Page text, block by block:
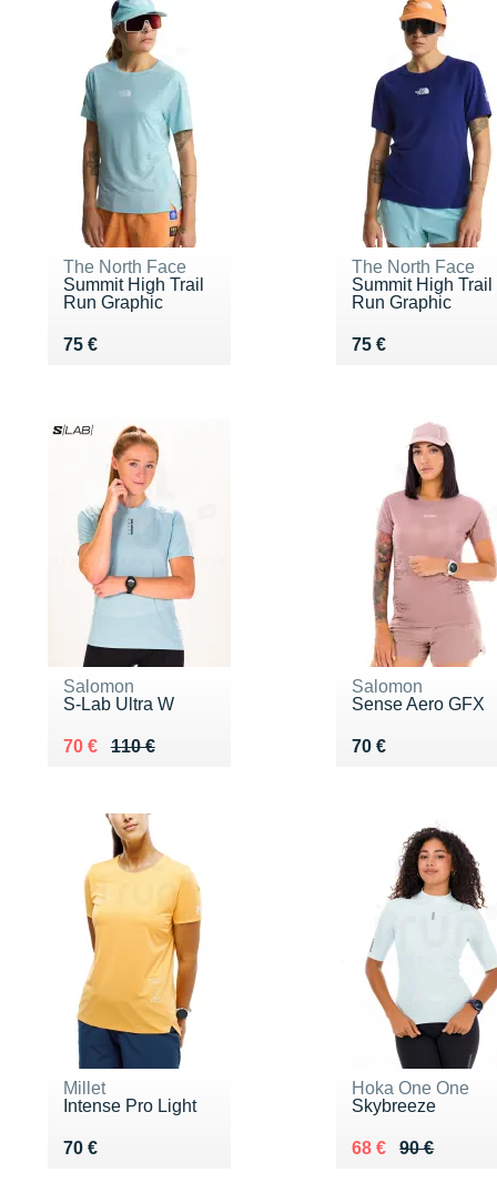
The North Face
Summit High Trail
Run Graphic
75 €
Vendu 75 €
The North Face
Summit High Trail
Run Graphic
75 €
Vendu 75 €
Salomon
S-Lab Ultra W
110 €
Au lieu de 110 €
70 €
Vendu 70 €
Salomon
Sense Aero GFX
70 €
Vendu 70 €
Millet
Intense Pro Light
70 €
Vendu 70 €
Hoka One One
Skybreeze
90 €
Au lieu de 90 €
68 €
Vendu 68 €